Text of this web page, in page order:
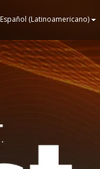
Español (Latinoamericano)